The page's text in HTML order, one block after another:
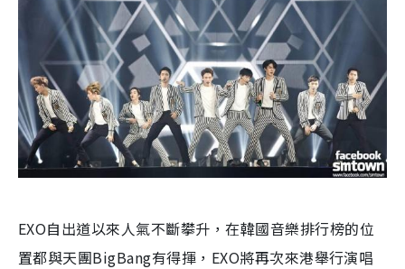
EXO自出道以來人氣不斷攀升，在韓國音樂排行榜的位
置都與天團BigBang有得揮，EXO將再次來港舉行演唱